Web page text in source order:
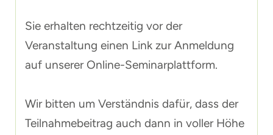
Sie erhalten rechtzeitig vor der
Veranstaltung einen Link zur Anmeldung
auf unserer Online-Seminarplattform.
Wir bitten um Verständnis dafür, dass der
Teilnahmebeitrag auch dann in voller Höhe